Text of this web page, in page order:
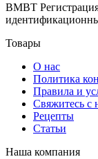
ВМВТ
Товары
О нас
Политика
Правила и
Свяжитесь с
Рецепты
Статьи
Наша компания